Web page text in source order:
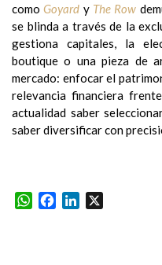
comoGoyard y The Row
se blinda a través de la
gestiona capitales, la
boutique o una pieza de
mercado: enfocar el
relevancia financiera
actualidad saber
saber diversificar con
WhatsApp
FacebookLinkedIn